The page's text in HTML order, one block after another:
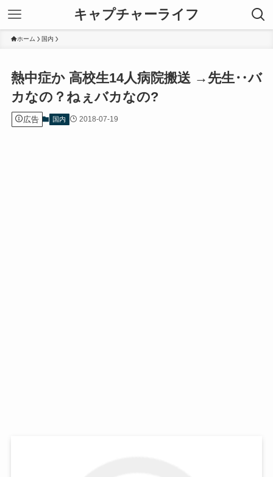
キャプチャーライフ
ホーム 国内
熱中症か 高校生14人病院搬送 →先生‥バ
カなの？ねぇバカなの?
広告 国内 2018-07-19